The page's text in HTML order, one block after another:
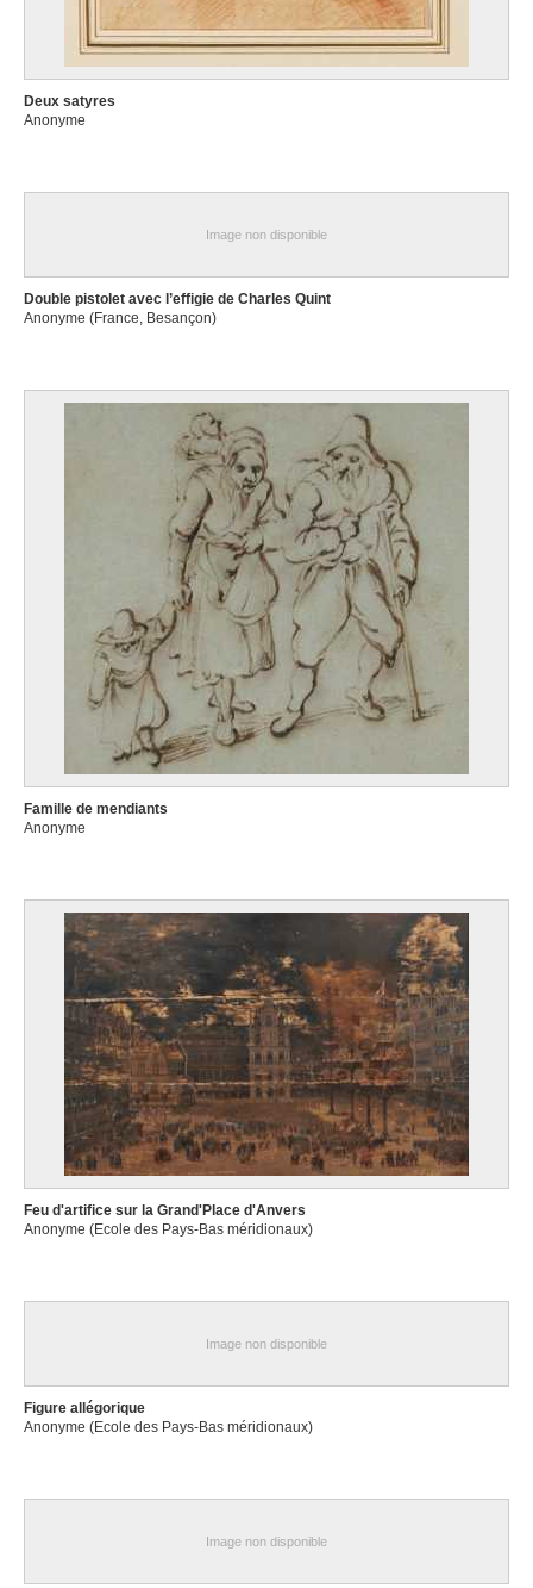
Deux satyres
Anonyme
Image non disponible
Double pistolet avec l’effigie de Charles Quint
Anonyme (France, Besançon)
Famille de mendiants
Anonyme
Feu d'artifice sur la Grand'Place d'Anvers
Anonyme (Ecole des Pays-Bas méridionaux)
Image non disponible
Figure allégorique
Anonyme (Ecole des Pays-Bas méridionaux)
Image non disponible